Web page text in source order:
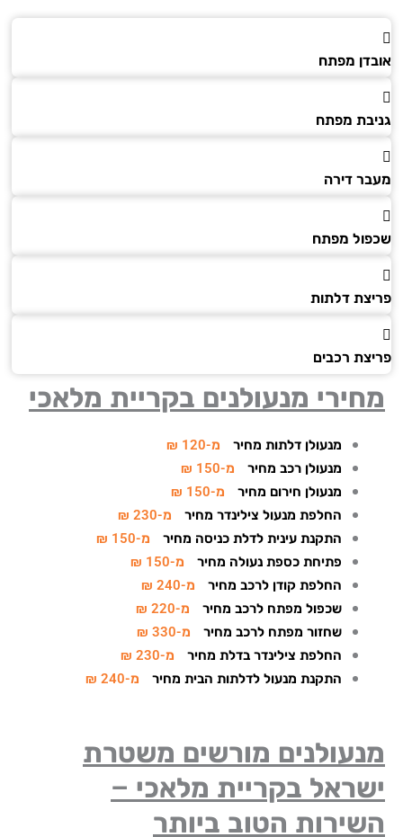
מפתח
מפתח
דירה
מפתח
דלתות
רכבים
מנעולנים בקריית מלאכי
מנעולן דלתות מחיר
מ-120 ₪
מנעולן רכב מחיר
מ-150 ₪
מנעולן חירום מחיר
מ-150 ₪
החלפת מנעול צילינדר מחיר
מ-230 ₪
התקנת עינית לדלת כניסה מחיר
מ-150 ₪
פתיחת כספת נעולה מחיר
מ-150 ₪
החלפת קודן לרכב מחיר
מ-240 ₪
שכפול מפתח לרכב מחיר
מ-220 ₪
שחזור מפתח לרכב מחיר
מ-330 ₪
החלפת צילינדר בדלת מחיר
מ-230 ₪
התקנת מנעול לדלתות הבית מחיר
מ-240 ₪
מורשים משטרת
בקריית מלאכי –
הטוב ביותר